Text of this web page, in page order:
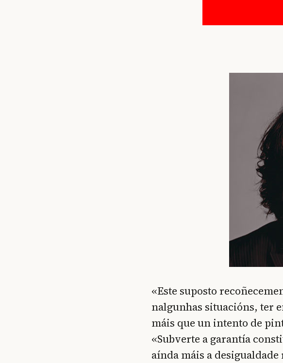
«Este suposto
nalgunhas situacións, ter
máis que un intento de
«Subverte a garantía
aínda máis a